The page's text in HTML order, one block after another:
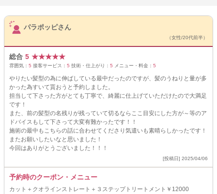
サロンPick Up
パラポッピさん
（女性/20代前半）
総合 5 ★★★★★
雰囲気： 5 接客サービス： 5 技術・仕上がり： 5 メニュー・料金： 5
やりたい髪型の為に伸ばしている最中だったのですが、髪のうねりと量が多
かった為すいて貰おうと予約しました。
担当して下さった方がとても丁寧で、綺麗に仕上げていただけたので大満足
です！
また、前の髪型の名残りが残っていて切るならここ目安にした方が～等のア
ドバイスもして下さって大変有難かったです！！
施術の最中もこちらの話に合わせてくださり気遣いも素晴らしかったです！
またお願いしたいなと思いました！
今回はありがとうございました！！！
[投稿日] 2025/04/06
予約時のクーポン・メニュー
カット＋クオラインストレート＋３ステップトリートメント￥12000